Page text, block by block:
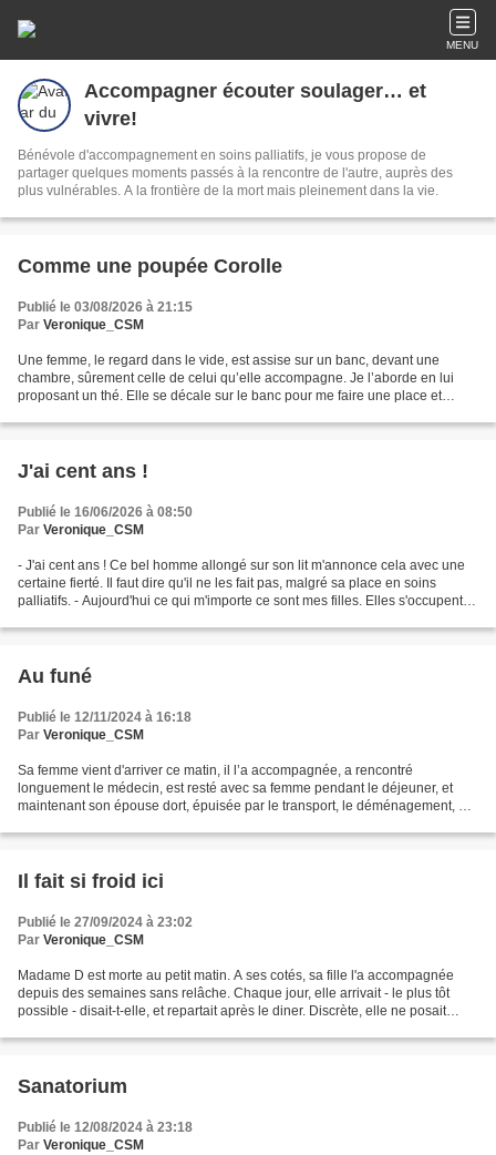
MENU
Accompagner écouter soulager… et
vivre!
Bénévole d'accompagnement en soins palliatifs, je vous propose de
partager quelques moments passés à la rencontre de l'autre, auprès des
plus vulnérables. A la frontière de la mort mais pleinement dans la vie.
Comme une poupée Corolle
Publié le 03/08/2026 à 21:15
Par Veronique_CSM
Une femme, le regard dans le vide, est assise sur un banc, devant une
chambre, sûrement celle de celui qu’elle accompagne. Je l’aborde en lui
proposant un thé. Elle se décale sur le banc pour me faire une place et
J'ai cent ans !
Publié le 16/06/2026 à 08:50
Par Veronique_CSM
- J'ai cent ans ! Ce bel homme allongé sur son lit m'annonce cela avec une
certaine fierté. Il faut dire qu'il ne les fait pas, malgré sa place en soins
palliatifs. - Aujourd'hui ce qui m'importe ce sont mes filles. Elles s'occupent
Au funé
Publié le 12/11/2024 à 16:18
Par Veronique_CSM
Sa femme vient d'arriver ce matin, il l’a accompagnée, a rencontré
longuement le médecin, est resté avec sa femme pendant le déjeuner, et
maintenant son épouse dort, épuisée par le transport, le déménagement, et
Il fait si froid ici
Publié le 27/09/2024 à 23:02
Par Veronique_CSM
Madame D est morte au petit matin. A ses cotés, sa fille l'a accompagnée
depuis des semaines sans relâche. Chaque jour, elle arrivait - le plus tôt
possible - disait-t-elle, et repartait après le diner. Discrète, elle ne posait
Sanatorium
Publié le 12/08/2024 à 23:18
Par Veronique_CSM